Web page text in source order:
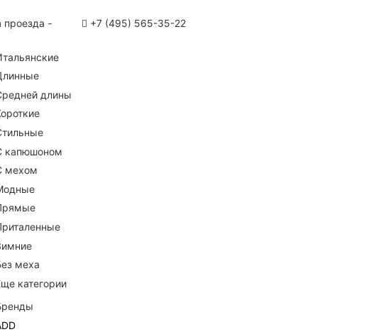
проезда - +7 (495) 565-35-22
длины
капюшоном
мехом
меха
категории